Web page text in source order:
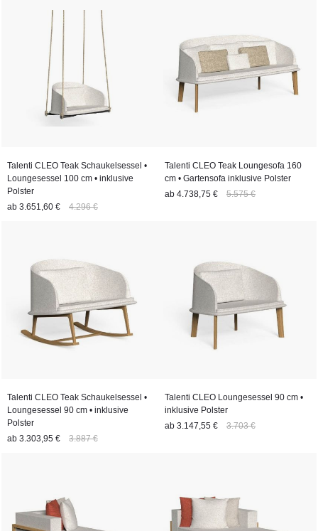
Talenti CLEO Teak Schaukelsessel •
Loungesessel 100 cm • inklusive
Polster
ab 3.651,60 € 4.296 €
Talenti CLEO Teak Loungesofa 160
cm • Gartensofa inklusive Polster
ab 4.738,75 € 5.575 €
Talenti CLEO Teak Schaukelsessel •
Loungesessel 90 cm • inklusive
Polster
ab 3.303,95 € 3.887 €
Talenti CLEO Loungesessel 90 cm •
inklusive Polster
ab 3.147,55 € 3.703 €